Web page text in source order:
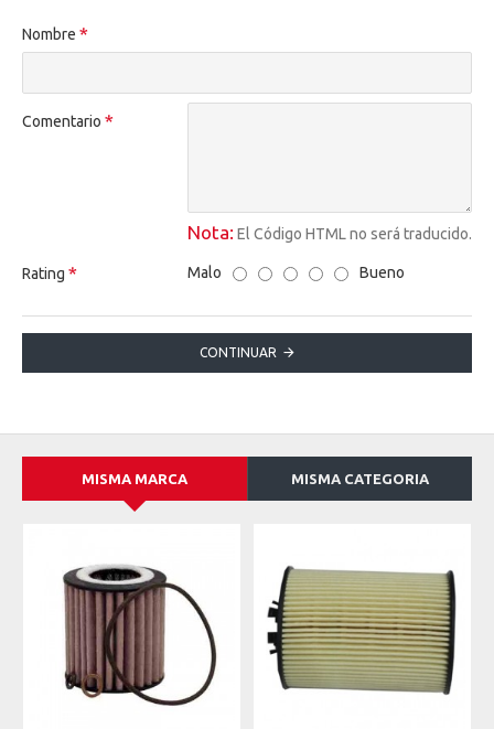
Nombre
Comentario
Nota: El Código HTML no será traducido.
Rating Malo Bueno
CONTINUAR
MISMA MARCA MISMA CATEGORIA